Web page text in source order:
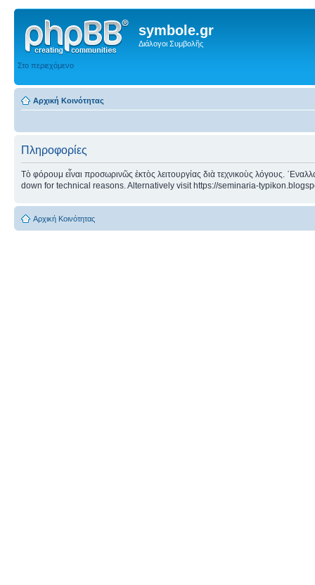
symbole.gr
Διάλογοι Συμβολῆς
Στο περιεχόμενο
Αρχική Κοινότητας
Πληροφορίες
Τὸ φόρουμ εἶναι προσωρινῶς ἐκτὸς λειτουργίας διὰ τεχνικοὺς λόγους.
down for technical reasons. Alternatively visit https://seminaria-
Αρχική Κοινότητας